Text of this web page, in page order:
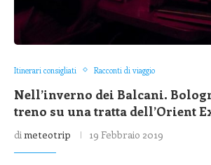
Itinerari consigliati Racconti di viaggio
Nell’inverno dei Balcani.
treno su una tratta dell’Orient
dimeteotrip 19 Febbraio 2019